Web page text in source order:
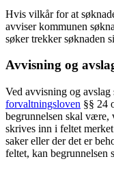
Hvis vilkår for at
avviser kommunen
søker trekker søknaden
Avvisning og
Ved avvisning og avslag
forvaltningsloven §§ 24
begrunnelsen skal være,
skrives inn i feltet
saker eller der det er
feltet, kan begrunnelsen